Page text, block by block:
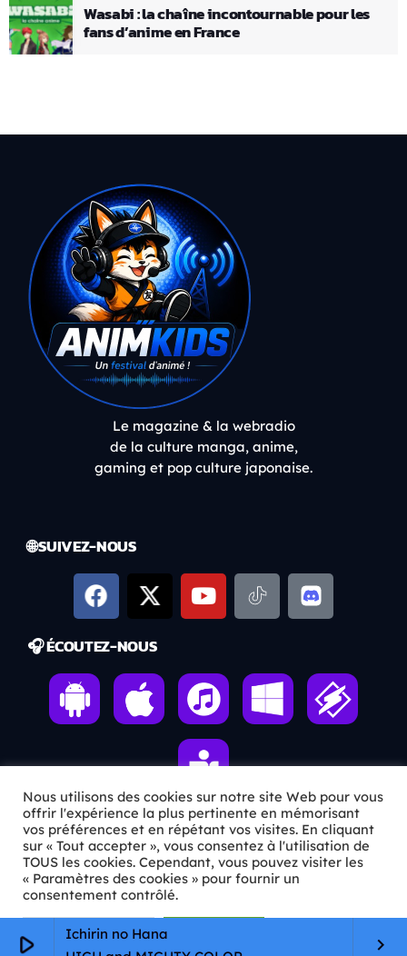
play_arrow
Ichirin no Hana
keyboard_arrow_right
Wasabi : la chaîne incontournable pour les
fans d’anime en France
Le magazine & la webradio
de la culture manga, anime,
gaming et pop culture japonaise.
🌐 SUIVEZ-NOUS
🎧 ÉCOUTEZ-NOUS
ℹ️ INFOS PRATIQUES
✉️Contact
🦊Qui sommes-nous ?
Nous utilisons des cookies sur notre site Web pour vous
offrir l'expérience la plus pertinente en mémorisant
vos préférences et en répétant vos visites. En cliquant
sur « Tout accepter », vous consentez à l'utilisation de
TOUS les cookies. Cependant, vous pouvez visiter les
« Paramètres des cookies » pour fournir un
consentement contrôlé.
Paramètres Cookie